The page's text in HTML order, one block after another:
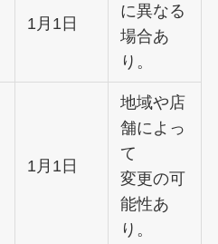
1月1日
に異なる
場合あ
り。
1月1日
地域や店
舗によっ
て
変更の可
能性あ
り。